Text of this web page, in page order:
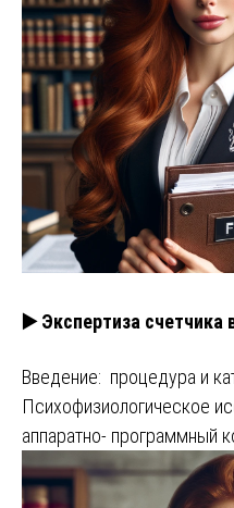
▶️ Экспертиза счетчика
Введение: процедура и
Психофизиологическое
аппаратно- программный